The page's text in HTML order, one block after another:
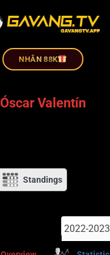
NHÂN 88K
Óscar Valentín
Standings
2022-2023